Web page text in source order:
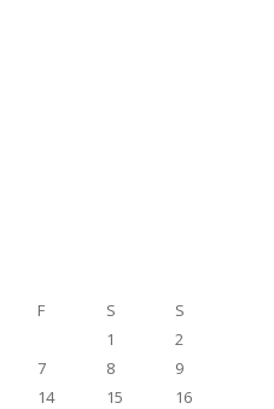
F S
S
1
2
7 8
9
14 15
16